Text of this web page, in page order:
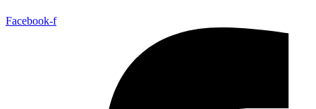
Facebook-f